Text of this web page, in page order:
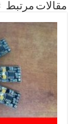
مقالات مرتبط